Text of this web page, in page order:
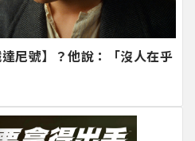
尼號】？他說：「沒人在乎